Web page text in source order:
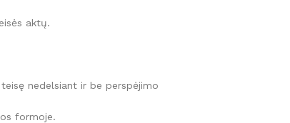
aktų.
nedelsiant ir be perspėjimo
formoje.